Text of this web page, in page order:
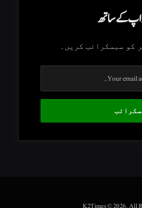
اپ کے ساتھ
کو سبسکرائب کریں۔